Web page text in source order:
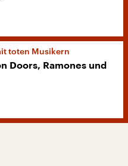
toten Musikern
Doors, Ramones und